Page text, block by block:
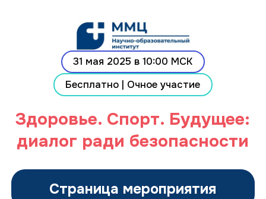
31 мая 2025 в 10:00 МСК
Бесплатно | Очное участие
Ссылка на это место страницы:#form
Здоровье. Спорт. Будущее:
диалог ради безопасности
Страница мероприятия